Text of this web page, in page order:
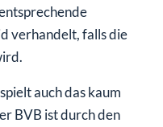
verhandelt, falls die
auch das kaum
BVB ist durch den